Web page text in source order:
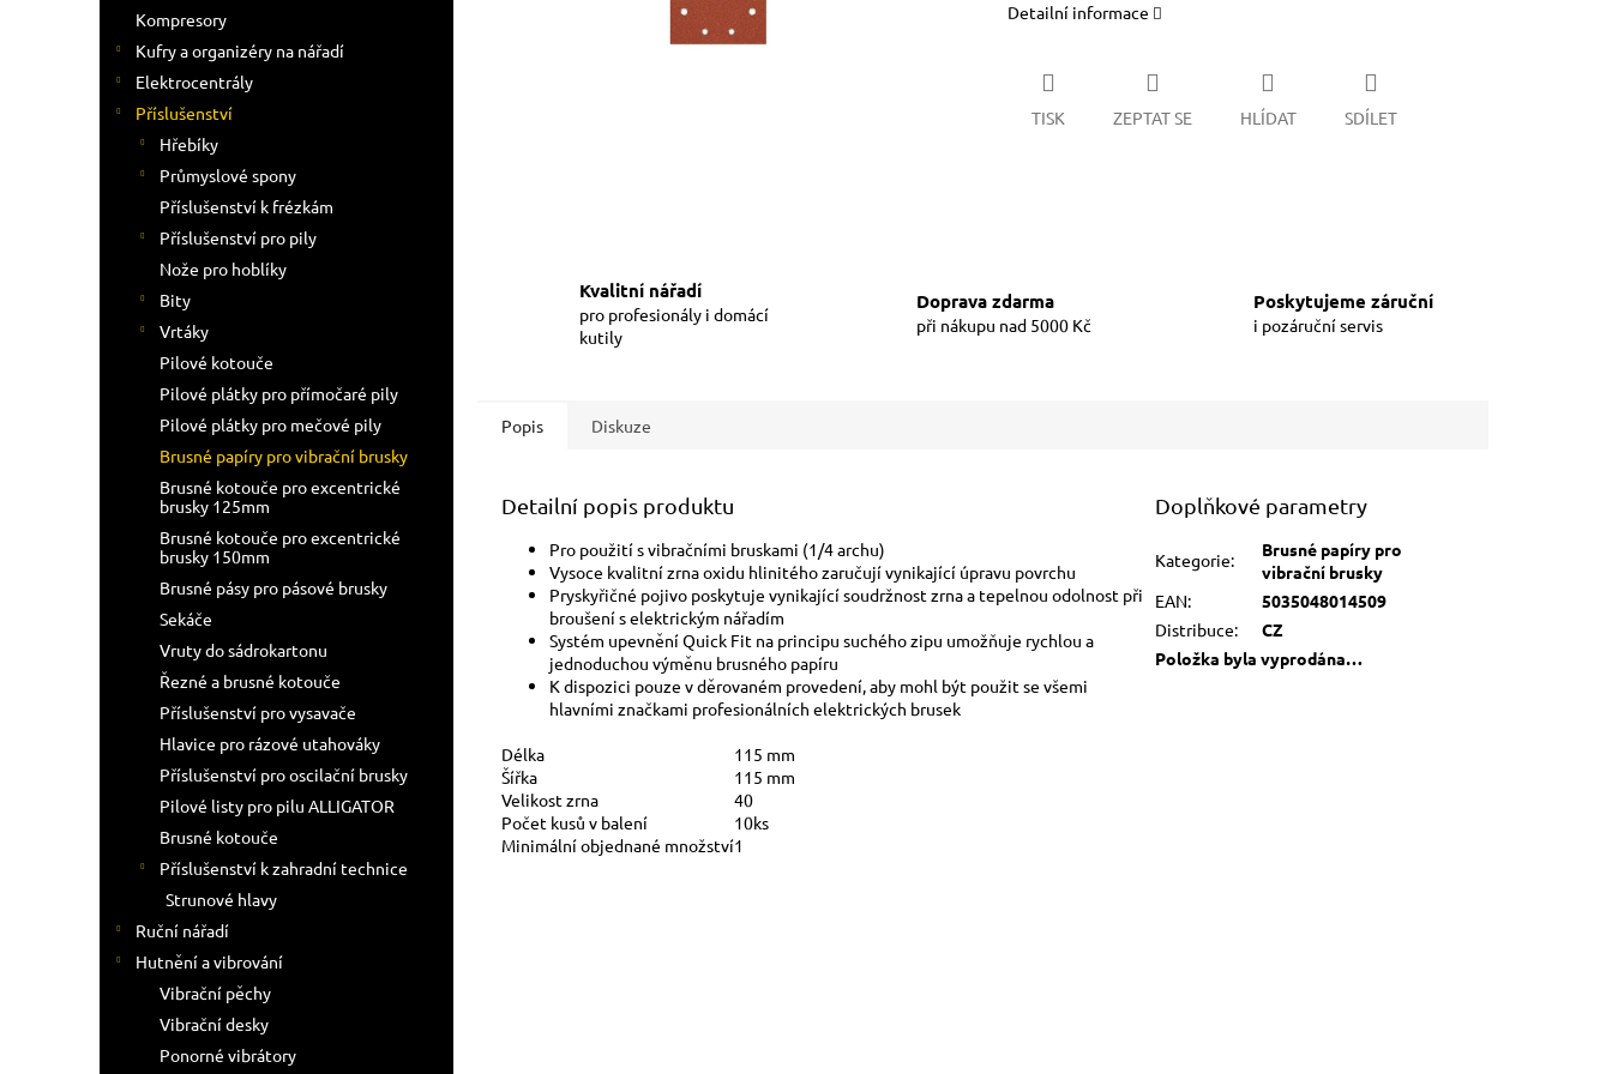
Kompresory
Kufry a organizéry na nářadí
Elektrocentrály
Příslušenství
Hřebíky
Průmyslové spony
Příslušenství k frézkám
Příslušenství pro pily
Nože pro hoblíky
Bity
Vrtáky
Pilové kotouče
Pilové plátky pro přímočaré pily
Pilové plátky pro mečové pily
Brusné papíry pro vibrační brusky
Brusné kotouče pro excentrické
brusky 125mm
Brusné kotouče pro excentrické
brusky 150mm
Brusné pásy pro pásové brusky
Sekáče
Vruty do sádrokartonu
Řezné a brusné kotouče
Příslušenství pro vysavače
Hlavice pro rázové utahováky
Příslušenství pro oscilační brusky
Pilové listy pro pilu ALLIGATOR
Brusné kotouče
Příslušenství k zahradní technice
Strunové hlavy
Ruční nářadí
Hutnění a vibrování
Vibrační pěchy
Vibrační desky
Ponorné vibrátory
Detailní informace
TISK ZEPTAT SE HLÍDAT SDÍLET
Kvalitní nářadí
pro profesionály i domácí
kutily
Doprava zdarma
při nákupu nad 5000 Kč
Poskytujeme záruční
i pozáruční servis
Popis Diskuze
Detailní popis produktu
Pro použití s vibračními bruskami (1/4 archu)
Vysoce kvalitní zrna oxidu hlinitého zaručují vynikající úpravu povrchu
Pryskyřičné pojivo poskytuje vynikající soudržnost zrna a tepelnou odolnost při
broušení s elektrickým nářadím
Systém upevnění Quick Fit na principu suchého zipu umožňuje rychlou a
jednoduchou výměnu brusného papíru
K dispozici pouze v děrovaném provedení, aby mohl být použit se všemi
hlavními značkami profesionálních elektrických brusek
Délka
115 mm
Šířka
115 mm
Velikost zrna
40
Počet kusů v balení
10ks
Minimální objednané množství1
Doplňkové parametry
Kategorie:
Brusné papíry pro
vibrační brusky
EAN:
5035048014509
Distribuce:
CZ
Položka byla vyprodána…